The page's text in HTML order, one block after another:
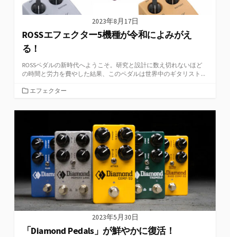
2023年8月17日
ROSSエフェクター5機種が令和によみがえ
る！
ROSSペダルの新時代へようこそ。研究と設計に数え切れないほど
の時間と労力を費やした結果、このペダルは世界中のギタリスト...
カ
ゴ
エフェクター
2023年5月30日
「Diamond Pedals」が鮮やかに復活！